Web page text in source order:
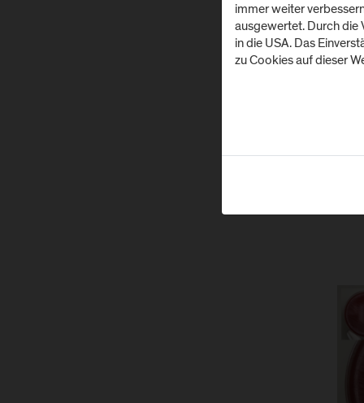
des
immer weiter
ausgewertet. Durch die
in die USA. Das
zu Cookies auf dieser